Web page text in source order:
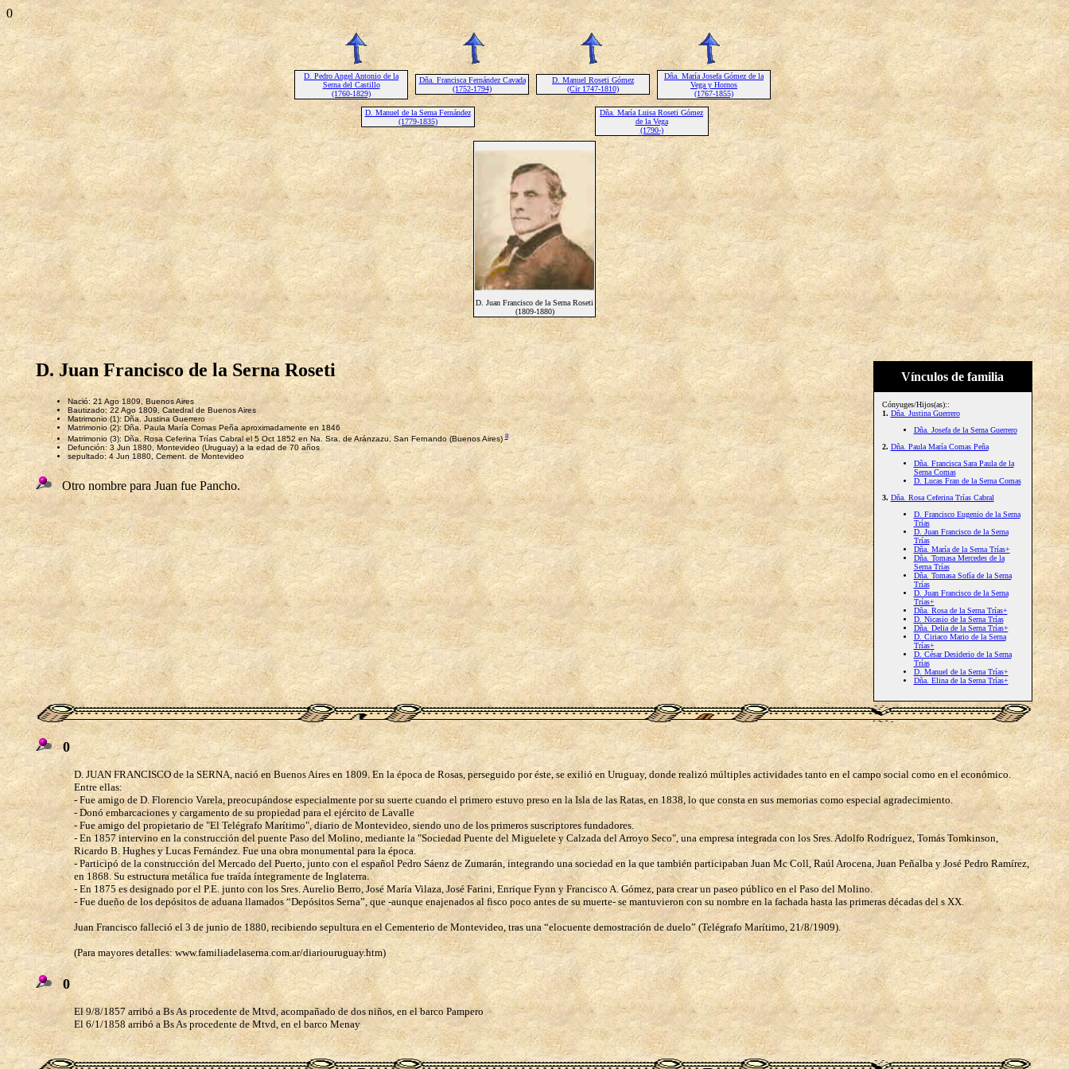
0
D. Pedro Angel Antonio de la
Serna del Castillo
(1760-1829)
Dña. Francisca Fernández Cavada
(1752-1794)
D. Manuel Roseti Gómez
(Cir 1747-1810)
Dña. María Josefa Gómez de la
Vega y Hornos
(1767-1855)
D. Manuel de la Serna Fernández
(1779-1835)
Dña. María Luisa Roseti Gómez
de la Vega
(1790-)
D. Juan Francisco de la Serna Roseti
(1809-1880)
Vínculos de familia
Cónyuges/Hijos(as)::
1. Dña. Justina Guerrero
Dña. Josefa de la Serna Guerrero
2. Dña. Paula María Comas Peña
Dña. Francisca Sara Paula de la
Serna Comas
D. Lucas Fran de la Serna Comas
3. Dña. Rosa Ceferina Trías Cabral
D. Francisco Eugenio de la Serna
Trías
D. Juan Francisco de la Serna
Trías
Dña. María de la Serna Trías+
Dña. Tomasa Mercedes de la
Serna Trías
Dña. Tomasa Sofía de la Serna
Trías
D. Juan Francisco de la Serna
Trías+
Dña. Rosa de la Serna Trías+
D. Nicasio de la Serna Trías
Dña. Delia de la Serna Trías+
D. Ciriaco Mario de la Serna
Trías+
D. César Desiderio de la Serna
Trías
D. Manuel de la Serna Trías+
Dña. Elina de la Serna Trías+
D. Juan Francisco de la Serna Roseti
Nació: 21 Ago 1809, Buenos Aires
Bautizado: 22 Ago 1809, Catedral de Buenos Aires
Matrimonio (1): Dña. Justina Guerrero
Matrimonio (2): Dña. Paula María Comas Peña aproximadamente en 1846
Matrimonio (3): Dña. Rosa Ceferina Trías Cabral el 5 Oct 1852 en Na. Sra. de Aránzazu, San Fernando (Buenos Aires)8
Defunción: 3 Jun 1880, Montevideo (Uruguay) a la edad de 70 años
sepultado: 4 Jun 1880, Cement. de Montevideo
Otro nombre para Juan fue Pancho.
0
D. JUAN FRANCISCO de la SERNA, nació en Buenos Aires en 1809. En la época de Rosas, perseguido por éste, se exilió en Uruguay, donde realizó múltiples actividades tanto en el campo social como en el económico.
Entre ellas:
- Fue amigo de D. Florencio Varela, preocupándose especialmente por su suerte cuando el primero estuvo preso en la Isla de las Ratas, en 1838, lo que consta en sus memorias como especial agradecimiento.
- Donó embarcaciones y cargamento de su propiedad para el ejército de Lavalle
- Fue amigo del propietario de "El Telégrafo Marítimo", diario de Montevideo, siendo uno de los primeros suscriptores fundadores.
- En 1857 intervino en la construcción del puente Paso del Molino, mediante la "Sociedad Puente del Miguelete y Calzada del Arroyo Seco", una empresa integrada con los Sres. Adolfo Rodríguez, Tomás Tomkinson,
Ricardo B. Hughes y Lucas Fernández. Fue una obra monumental para la época.
- Participó de la construcción del Mercado del Puerto, junto con el español Pedro Sáenz de Zumarán, integrando una sociedad en la que también participaban Juan Mc Coll, Raúl Arocena, Juan Peñalba y José Pedro Ramírez,
en 1868. Su estructura metálica fue traída íntegramente de Inglaterra.
- En 1875 es designado por el P.E. junto con los Sres. Aurelio Berro, José María Vilaza, José Farini, Enrique Fynn y Francisco A. Gómez, para crear un paseo público en el Paso del Molino.
- Fue dueño de los depósitos de aduana llamados “Depósitos Serna”, que -aunque enajenados al fisco poco antes de su muerte- se mantuvieron con su nombre en la fachada hasta las primeras décadas del s XX.
Juan Francisco falleció el 3 de junio de 1880, recibiendo sepultura en el Cementerio de Montevideo, tras una “elocuente demostración de duelo” (Telégrafo Marítimo, 21/8/1909).
(Para mayores detalles: www.familiadelaserna.com.ar/diariouruguay.htm)
0
El 9/8/1857 arribó a Bs As procedente de Mtvd, acompañado de dos niños, en el barco Pampero
El 6/1/1858 arribó a Bs As procedente de Mtvd, en el barco Menay